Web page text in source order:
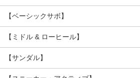
【ベーシックサボ】
【ミドル & ローヒール】
【サンダル】